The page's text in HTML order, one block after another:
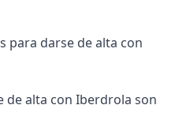
para darse de alta con
de alta con Iberdrola son